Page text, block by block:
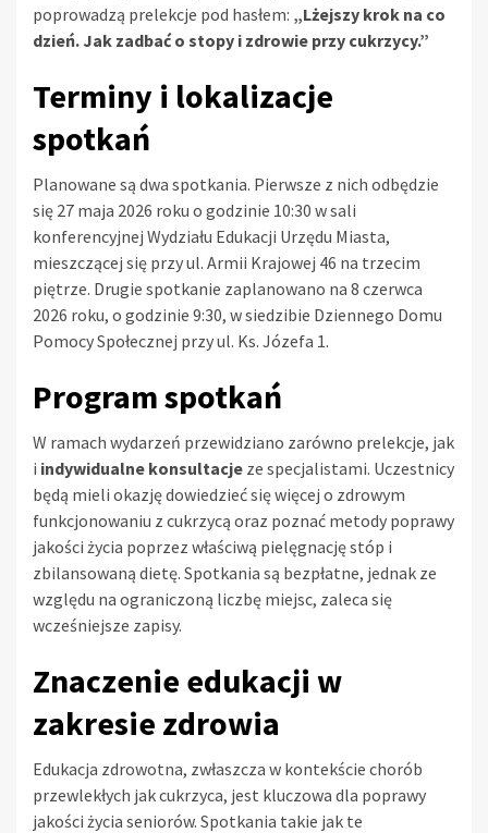
poprowadzą prelekcje pod hasłem: „Lżejszy krok na co
dzień. Jak zadbać o stopy i zdrowie przy cukrzycy.”
Terminy i lokalizacje
spotkań
Planowane są dwa spotkania. Pierwsze z nich odbędzie
się 27 maja 2026 roku o godzinie 10:30 w sali
konferencyjnej Wydziału Edukacji Urzędu Miasta,
mieszczącej się przy ul. Armii Krajowej 46 na trzecim
piętrze. Drugie spotkanie zaplanowano na 8 czerwca
2026 roku, o godzinie 9:30, w siedzibie Dziennego Domu
Pomocy Społecznej przy ul. Ks. Józefa 1.
Program spotkań
W ramach wydarzeń przewidziano zarówno prelekcje, jak
i indywidualne konsultacje ze specjalistami. Uczestnicy
będą mieli okazję dowiedzieć się więcej o zdrowym
funkcjonowaniu z cukrzycą oraz poznać metody poprawy
jakości życia poprzez właściwą pielęgnację stóp i
zbilansowaną dietę. Spotkania są bezpłatne, jednak ze
względu na ograniczoną liczbę miejsc, zaleca się
wcześniejsze zapisy.
Znaczenie edukacji w
zakresie zdrowia
Edukacja zdrowotna, zwłaszcza w kontekście chorób
przewlekłych jak cukrzyca, jest kluczowa dla poprawy
jakości życia seniorów. Spotkania takie jak te